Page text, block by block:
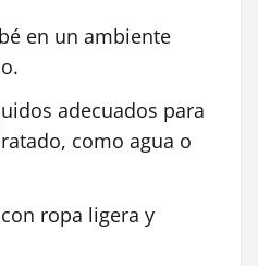
en un ambiente
adecuados para
como agua o
ropa ligera y